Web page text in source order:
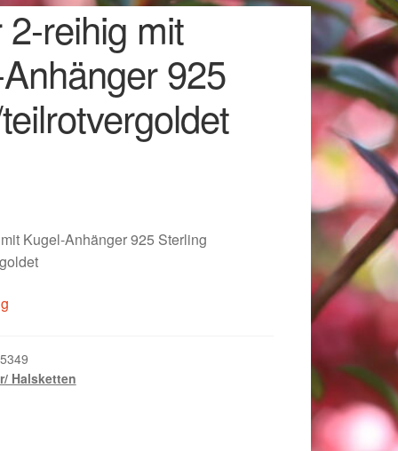
2-reihig mit
925
Kugel-Anhänger 925 Sterling
Halsketten